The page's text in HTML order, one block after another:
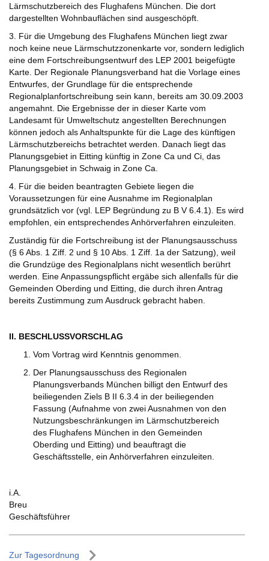
Lärmschutzbereich des Flughafens München. Die dort
dargestellten Wohnbauflächen sind ausgeschöpft.
3. Für die Umgebung des Flughafens München liegt zwar
noch keine neue Lärmschutzzonenkarte vor, sondern lediglich
eine dem Fortschreibungsentwurf des LEP 2001 beigefügte
Karte. Der Regionale Planungsverband hat die Vorlage eines
Entwurfes, der Grundlage für die entsprechende
Regionalplanfortschreibung sein kann, bereits am 30.09.2003
angemahnt. Die Ergebnisse der in dieser Karte vom
Landesamt für Umweltschutz angestellten Berechnungen
können jedoch als Anhaltspunkte für die Lage des künftigen
Lärmschutzbereichs betrachtet werden. Danach liegt das
Planungsgebiet in Eitting künftig in Zone Ca und Ci, das
Planungsgebiet in Schwaig in Zone Ca.
4. Für die beiden beantragten Gebiete liegen die
Voraussetzungen für eine Ausnahme im Regionalplan
grundsätzlich vor (vgl. LEP Begründung zu B V 6.4.1). Es wird
empfohlen, ein entsprechendes Anhörverfahren einzuleiten.
Zuständig für die Fortschreibung ist der Planungsausschuss
(§ 6 Abs. 1 Ziff. 2 und § 10 Abs. 1 Ziff. 1a der Satzung), weil
die Grundzüge des Regionalplans nicht wesentlich berührt
werden. Eine Anpassungspflicht ergäbe sich allenfalls für die
Gemeinden Oberding und Eitting, die durch ihren Antrag
bereits Zustimmung zum Ausdruck gebracht haben.
II. BESCHLUSSVORSCHLAG
Vom Vortrag wird Kenntnis genommen.
Der Planungsausschuss des Regionalen
Planungsverbands München billigt den Entwurf des
beiliegenden Ziels B II 6.3.4 in der beiliegenden
Fassung (Aufnahme von zwei Ausnahmen von den
Nutzungsbeschränkungen im Lärmschutzbereich
des Flughafens München in den Gemeinden
Oberding und Eitting) und beauftragt die
Geschäftsstelle, ein Anhörverfahren einzuleiten.
i.A.
Breu
Geschäftsführer
Zur Tagesordnung